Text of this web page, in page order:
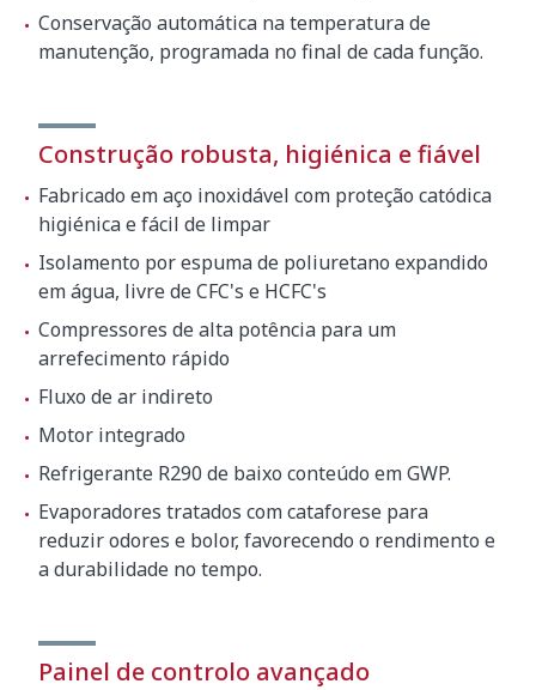
Conservação automática na temperatura de
manutenção, programada no final de cada função.
Construção robusta, higiénica e fiável
Fabricado em aço inoxidável com proteção catódica
higiénica e fácil de limpar
Isolamento por espuma de poliuretano expandido
em água, livre de CFC's e HCFC's
Compressores de alta potência para um
arrefecimento rápido
Fluxo de ar indireto
Motor integrado
Refrigerante R290 de baixo conteúdo em GWP.
Evaporadores tratados com cataforese para
reduzir odores e bolor, favorecendo o rendimento e
a durabilidade no tempo.
Painel de controlo avançado